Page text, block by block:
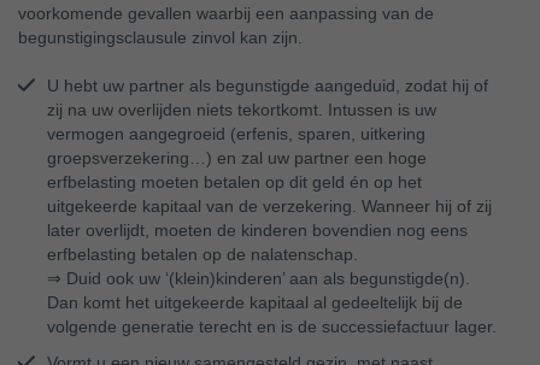
voorkomende gevallen waarbij een aanpassing van de
begunstigingsclausule zinvol kan zijn.
U hebt uw partner als begunstigde aangeduid, zodat hij of
zij na uw overlijden niets tekortkomt. Intussen is uw
vermogen aangegroeid (erfenis, sparen, uitkering
groepsverzekering…) en zal uw partner een hoge
erfbelasting moeten betalen op dit geld én op het
uitgekeerde kapitaal van de verzekering. Wanneer hij of zij
later overlijdt, moeten de kinderen bovendien nog eens
erfbelasting betalen op de nalatenschap.
⇒ Duid ook uw ‘(klein)kinderen’ aan als begunstigde(n).
Dan komt het uitgekeerde kapitaal al gedeeltelijk bij de
volgende generatie terecht en is de successiefactuur lager.